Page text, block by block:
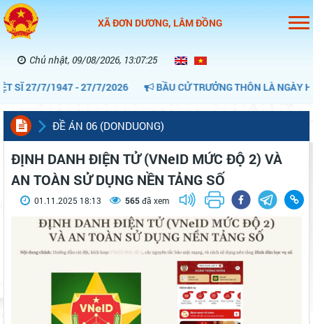
XÃ ĐƠN DƯƠNG, LÂM ĐỒNG
Chủ nhật, 09/08/2026, 13:07:26
27/7/1947 - 27/7/2026 BẦU CỬ TRƯỞNG THÔN LÀ NGÀY HỘI
ĐỀ ÁN 06 (DONDUONG)
ĐỊNH DANH ĐIỆN TỬ (VNeID MỨC ĐỘ 2) VÀ
AN TOÀN SỬ DỤNG NỀN TẢNG SỐ
01.11.2025 18:13 565đã xem